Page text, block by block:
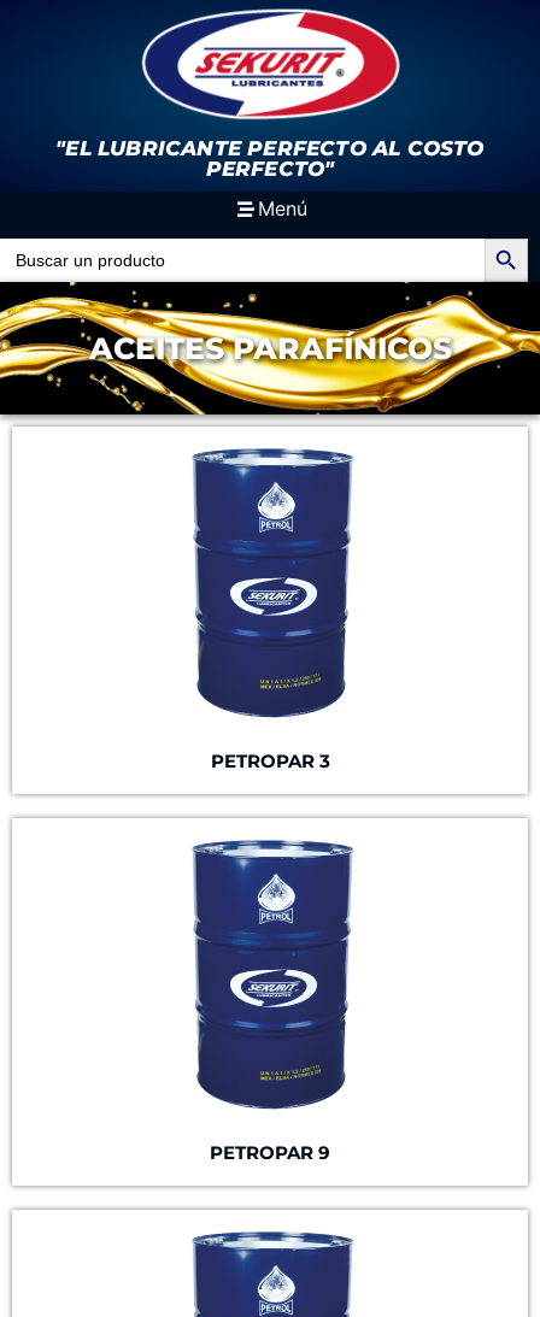
"EL LUBRICANTE PERFECTOAL COSTO
PERFECTO"
Menú
Search
for:
Search Button
ACEITES PARAFÍNICOS
PETROPAR 3
PETROPAR 9